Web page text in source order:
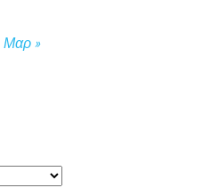
Μαρ »